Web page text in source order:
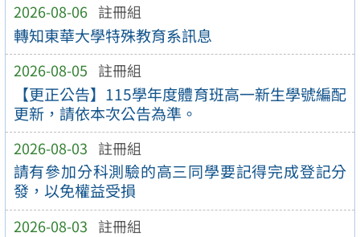
2026-08-06 註冊組
轉知東華大學特殊教育系訊息
2026-08-05 註冊組
【更正公告】115學年度體育班高一新生學號編配
更新，請依本次公告為準。
2026-08-03 註冊組
請有參加分科測驗的高三同學要記得完成登記分
發，以免權益受損
2026-08-03 註冊組